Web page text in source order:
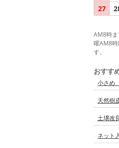
27
AM8時
曜AM8
す。
おすす
小さ
天然樹
土壌改
ネット